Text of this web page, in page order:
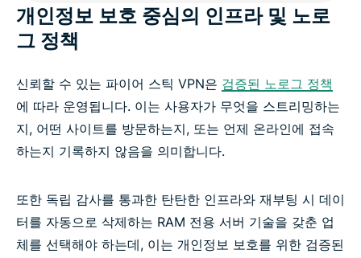
개인정보 보호 중심의 인프라 및 노로
그 정책
신뢰할 수 있는 파이어 스틱 VPN은 검증된 노로그 정책
에 따라 운영됩니다. 이는 사용자가 무엇을 스트리밍하는
지, 어떤 사이트를 방문하는지, 또는 언제 온라인에 접속
하는지 기록하지 않음을 의미합니다.
또한 독립 감사를 통과한 탄탄한 인프라와 재부팅 시 데이
터를 자동으로 삭제하는 RAM 전용 서버 기술을 갖춘 업
체를 선택해야 하는데, 이는 개인정보 보호를 위한 검증된